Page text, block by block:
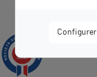
Configurer
9.5
2794 avis